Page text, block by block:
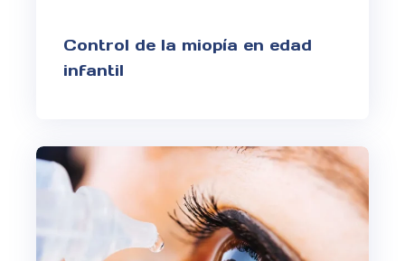
Control de la miopía en edad
infantil